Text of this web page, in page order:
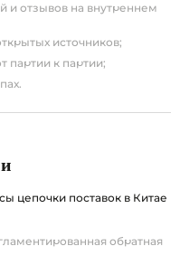
и отзывов на внутреннем
источников;
партии к партии;
цепочки поставок в Китае
обратная